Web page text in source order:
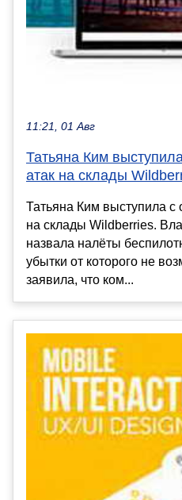
11:21, 01 Авг
Татьяна Ким
атак на склады
Татьяна Ким выступила
на склады Wildberries.
назвала налёты
убытки от которого не
заявила, что ком...